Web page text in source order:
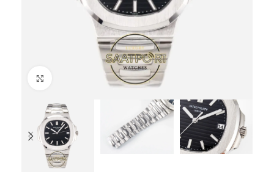
Büyütmek için tıklayın